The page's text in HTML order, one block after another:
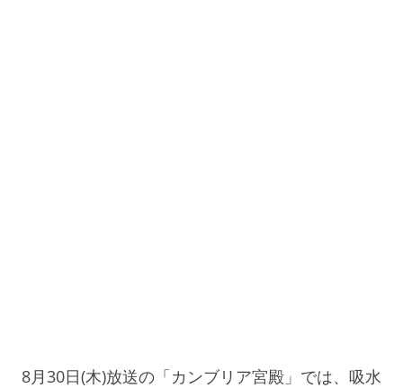
8月30日(木)放送の「カンブリア宮殿」では、吸水